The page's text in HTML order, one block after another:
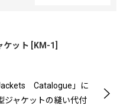
ケット KM-1
Catalogue」に
ジャケットの縫い代付